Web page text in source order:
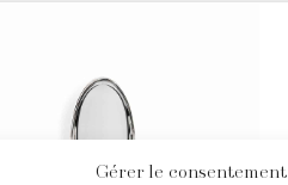
Gérer le consentement